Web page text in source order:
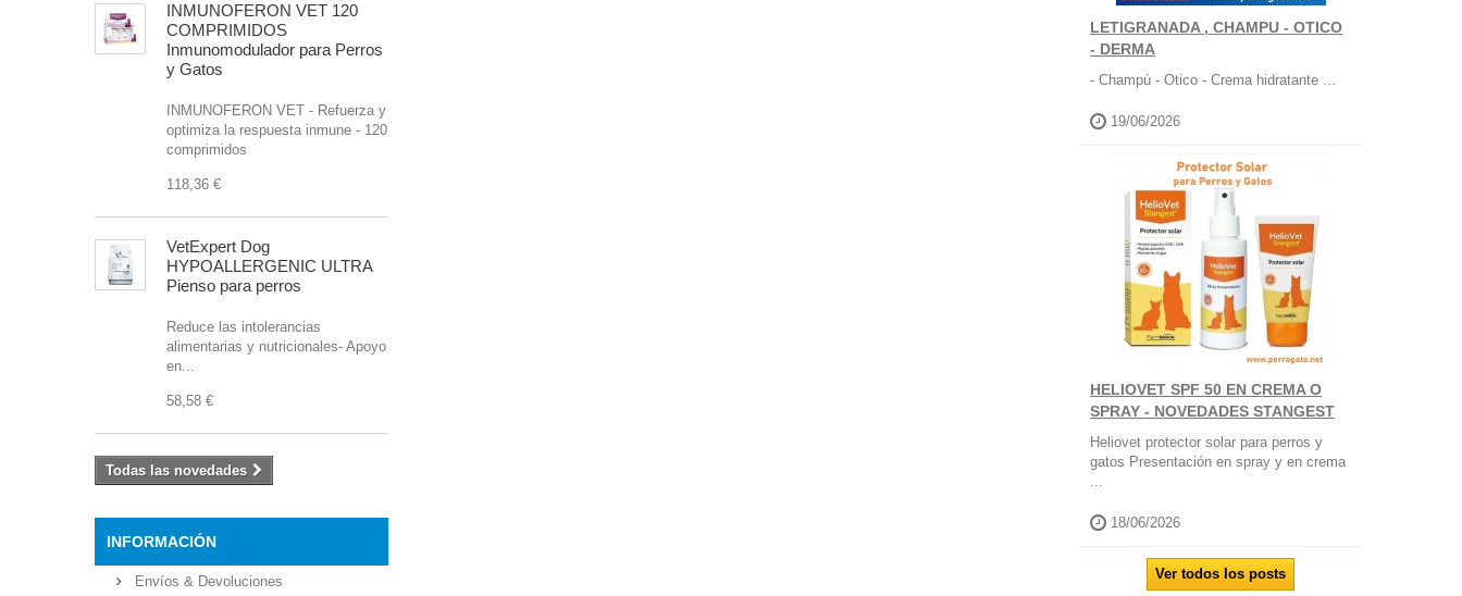
INMUNOFERON VET 120
COMPRIMIDOS
Inmunomodulador para Perros
y Gatos
INMUNOFERON VET - Refuerza y
optimiza la respuesta inmune - 120
comprimidos
118,36 €
VetExpert Dog
HYPOALLERGENIC ULTRA
Pienso para perros
Reduce las intolerancias
alimentarias y nutricionales- Apoyo
en...
58,58 €
Todas las novedades
INFORMACIÓN
Envíos & Devoluciones
LETIGRANADA , CHAMPU - OTICO
- DERMA
- Champú - Otico - Crema hidratante ...
19/06/2026
HELIOVET SPF 50 EN CREMA O
SPRAY - NOVEDADES STANGEST
Heliovet protector solar para perros y
gatos Presentación en spray y en crema
...
18/06/2026
Ver todos los posts